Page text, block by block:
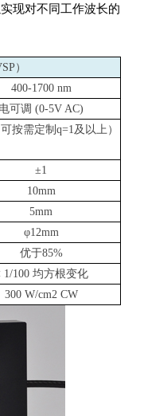
现对不同工作波长的
）
400-1700 nm
电可调 (0-5V AC)
可按需定制q=1及以上）
±1
10mm
5mm
φ12mm
优于85%
1/100 均方根变化
300 W/cm2 CW